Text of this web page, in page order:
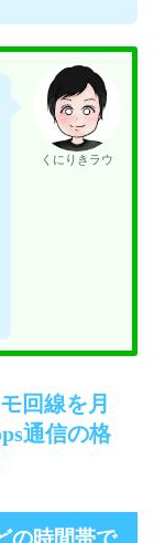
くにりきラウ
回線を月
通信の格
の時間帯で